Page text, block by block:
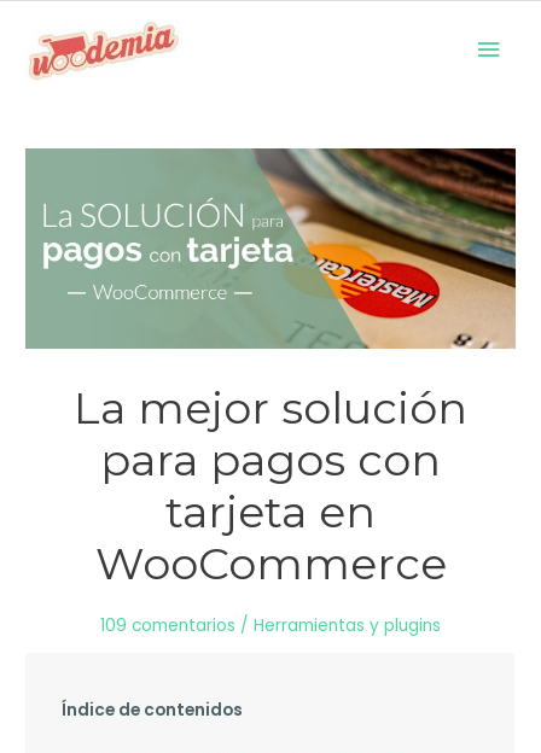
La mejor solución
para pagos con
tarjeta en
WooCommerce
109 comentarios / Herramientas y plugins
Índice de contenidos